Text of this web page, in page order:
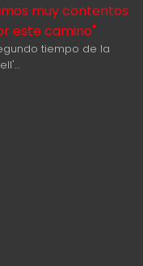
muy contentos
este camino"
tiempo de la